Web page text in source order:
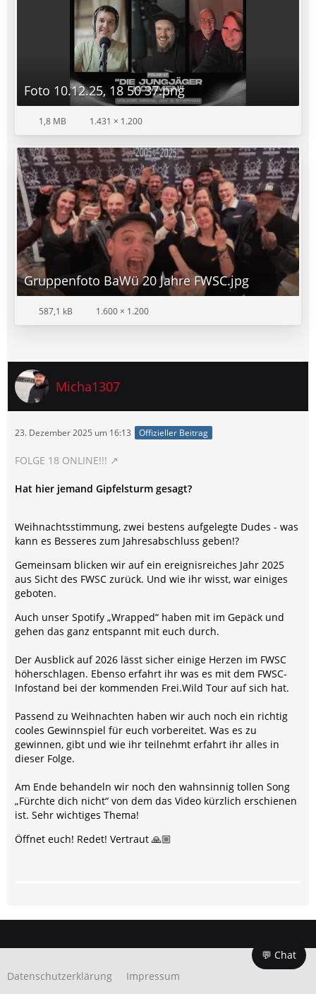
Foto 10.12.25, 18 50 37.png
1,8 MB 1.431 × 1.200
Gruppenfoto BaWü 20 Jahre FWSC.jpg
587,1 kB 1.600 × 1.200
Micha1307
23. Dezember 2025 um 16:13 Offizieller Beitrag
FOLGE 18 ONLINE!!!
Hat hier jemand Gipfelsturm gesagt?
Weihnachtsstimmung, zwei bestens aufgelegte Dudes - was
kann es Besseres zum Jahresabschluss geben!?
Gemeinsam blicken wir auf ein ereignisreiches Jahr 2025
aus Sicht des FWSC zurück. Und wie ihr wisst, war einiges
geboten.
Auch unser Spotify „Wrapped“ haben mit im Gepäck und
gehen das ganz entspannt mit euch durch.
Der Ausblick auf 2026 lässt sicher einige Herzen im FWSC
höherschlagen. Ebenso erfahrt ihr was es mit dem FWSC-
Infostand bei der kommenden Frei.Wild Tour auf sich hat.
Passend zu Weihnachten haben wir auch noch ein richtig
cooles Gewinnspiel für euch vorbereitet. Was es zu
gewinnen, gibt und wie ihr teilnehmt erfahrt ihr alles in
dieser Folge.
Am Ende behandeln wir noch den wahnsinnig tollen Song
„Fürchte dich nicht“ von dem das Video kürzlich erschienen
ist. Sehr wichtiges Thema!
Öffnet euch! Redet! Vertraut 🙏🏼
💬 Chat
Datenschutzerklärung
Impressum